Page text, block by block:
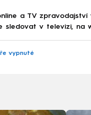
a TV
v televizi, na
vypnuté